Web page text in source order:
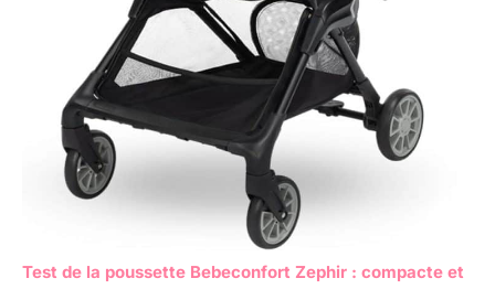
Test de la poussette Bebeconfort Zephir : compacte et